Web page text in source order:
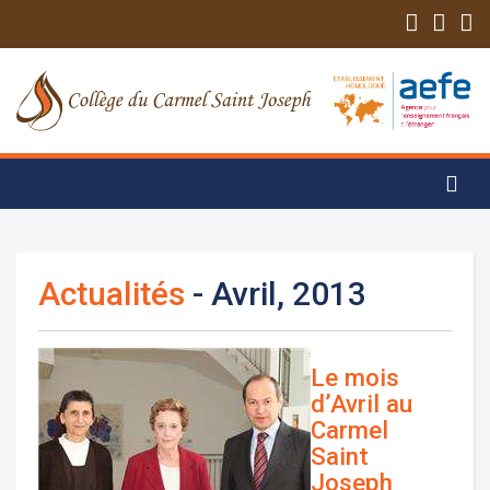
Actualités - Avril, 2013
Le mois
d’Avril au
Carmel
Saint
Joseph